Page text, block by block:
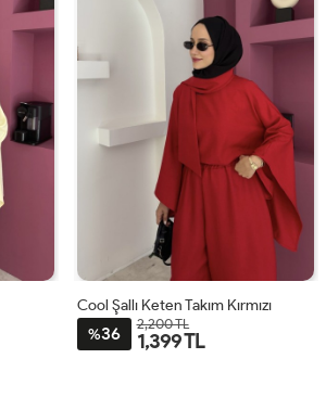
Cool Şallı Keten Takım Kırmızı
%36 2,200 TL
1,399 TL